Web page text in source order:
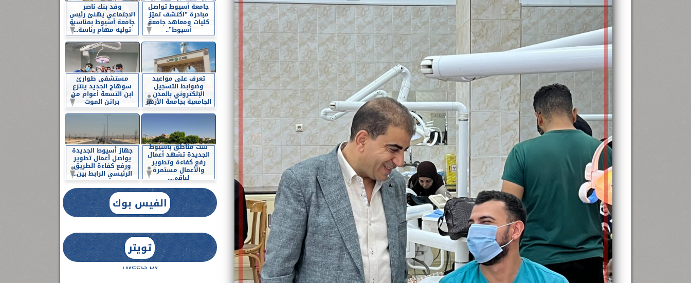
جامعة أسيوط تواصل
مبادرة ”اكتشف تميّز
كليات ومعاهد جامعة
أسيوط”..
وفد بنك ناصر
الاجتماعي يهنئ رئيس
جامعة أسيوط بمناسبة
توليه مهام رئاسة...
تعرف على مواعيد
وضوابط التسجيل
الإلكتروني بالمدن
الجامعية بجامعة الأزهر
مستشفى طوارئ
سوهاج الجديد ينتزع
ابن التسعة أعوام من
براثن الموت
ست مناطق بأسيوط
الجديدة تشهد أعمال
رفع كفاءة وتطوير
والأعمال مستمرة
لباقي...
جهاز أسيوط الجديدة
يواصل أعمال تطوير
ورفع كفاءة الطريق
الرئيسي الرابط بين...
الفيس بوك
تويتر
Tweets by